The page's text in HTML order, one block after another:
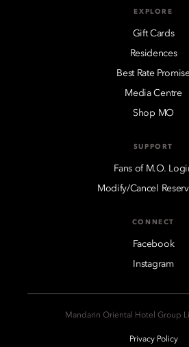
EXPLORE
Gift Cards
Residences
Best Rate
Media Centre
Shop MO
SUPPORT
Fans of M.O.
Modify/Cancel
CONNECT
Facebook
Instagram
Privacy Policy